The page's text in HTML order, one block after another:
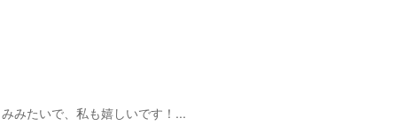
みたいで、私も嬉しいです！...